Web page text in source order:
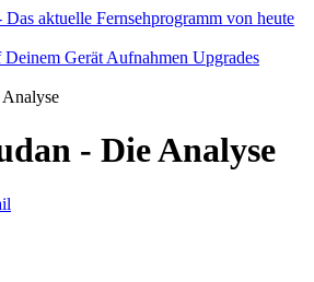
Gerät Aufnahmen Upgrades
- Die Analyse